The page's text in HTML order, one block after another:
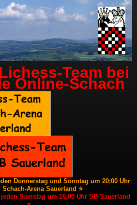
Team bei
Online-Schach
Donnerstag und Sonntag um 20:00 Uhr
Schach-Arena Sauerland ⭐
Samstag um 16:00 Uhr SB Sauerland